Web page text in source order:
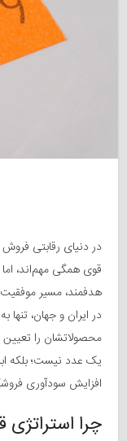
در دنیای رقابتی
قوی همگی مهم‌اند،
هدفمند، مسیر
در ایران و جهان،
محصولاتشان را
یک عدد نیست؛ بلکه
افزایش سودآوری
چرا